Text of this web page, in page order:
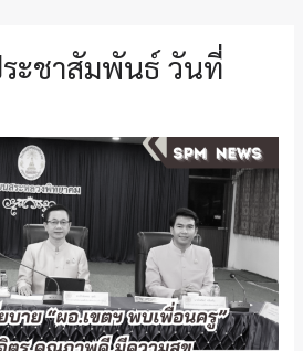
ะชาสัมพันธ์ วันที่